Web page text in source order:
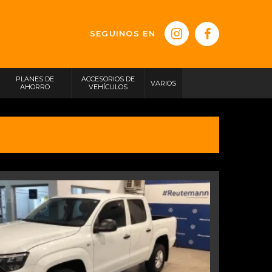
SEGUINOS EN
PLANES DE
AHORRO
ACCESORIOS DE
VEHÍCULOS
VARIOS